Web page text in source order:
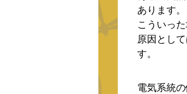
あります。
こういっ
原因とし
す。
電気系統